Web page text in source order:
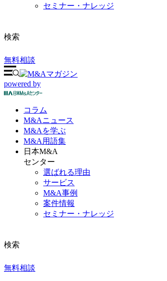
セミナー・ナレッジ
検索
無料相談
powered by
コラム
M&Aニュース
M&Aを学ぶ
M&A 用語集
日本M&A
センター
選ばれる理由
サービス
M&A事例
案件情報
セミナー・ナレッジ
検索
無料相談